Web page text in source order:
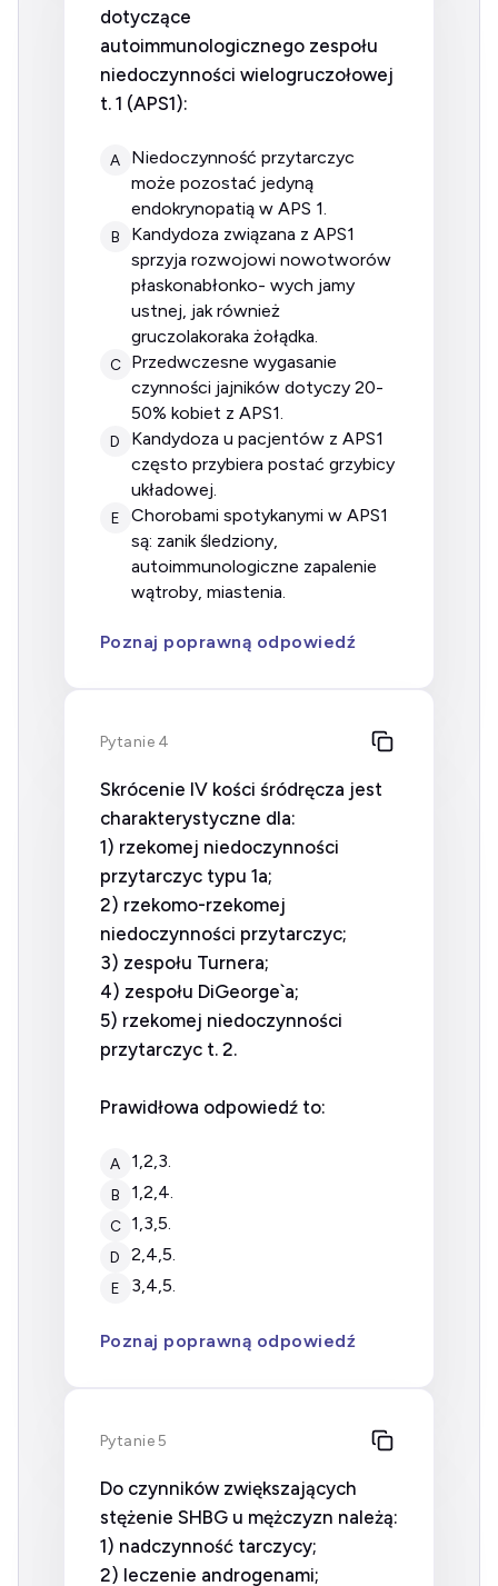
dotyczące
autoimmunologicznego zespołu
niedoczynności wielogruczołowej
t. 1 (APS1):
A
niedoczynność przytarczyc
może pozostać jedyną
endokrynopatią w APS 1.
B
kandydoza związana z APS1
sprzyja rozwojowi nowotworów
płaskonabłonko- wych jamy
ustnej, jak również
gruczolakoraka żołądka.
C
przedwczesne wygasanie
czynności jajników dotyczy 20-
50% kobiet z APS1.
D
kandydoza u pacjentów z APS1
często przybiera postać grzybicy
układowej.
E
chorobami spotykanymi w APS1
są: zanik śledziony,
autoimmunologiczne zapalenie
wątroby, miastenia.
Poznaj poprawną odpowiedź
Pytanie 4
Skrócenie IV kości śródręcza jest
charakterystyczne dla:
1) rzekomej niedoczynności
przytarczyc typu 1a;
2) rzekomo-rzekomej
niedoczynności przytarczyc;
3) zespołu Turnera;
4) zespołu DiGeorge`a;
5) rzekomej niedoczynności
przytarczyc t. 2.
Prawidłowa odpowiedź to:
A 1,2,3.
B 1,2,4.
C 1,3,5.
D 2,4,5.
E 3,4,5.
Poznaj poprawną odpowiedź
Pytanie 5
Do czynników zwiększających
stężenie SHBG u mężczyzn należą:
1) nadczynność tarczycy;
2) leczenie androgenami;